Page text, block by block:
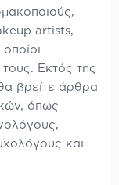
artists,
Εκτός της
βρείτε άρθρα
όπως
και